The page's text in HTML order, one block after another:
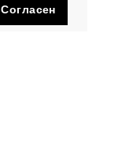
Согласен